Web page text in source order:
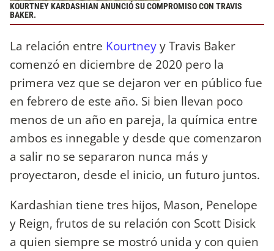
KOURTNEY KARDASHIAN ANUNCIÓ SU COMPROMISO CON TRAVIS
BAKER.
La relación entre Kourtneyy Travis Baker
comenzó en diciembre de 2020 pero la
primera vez que se dejaron ver en público fue
en febrero de este año. Si bien llevan poco
menos de un año en pareja, la química entre
ambos es innegable y desde que comenzaron
a salir no se separaron nunca más y
proyectaron, desde el inicio, un futuro juntos.
Kardashian tiene tres hijos, Mason, Penelope
y Reign, frutos de su relación con Scott Disick
a quien siempre se mostró unida y con quien